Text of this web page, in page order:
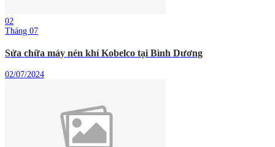
02
Tháng 07
Sửa chữa máy nén khí Kobelco tại Bình Dương
02/07/2024